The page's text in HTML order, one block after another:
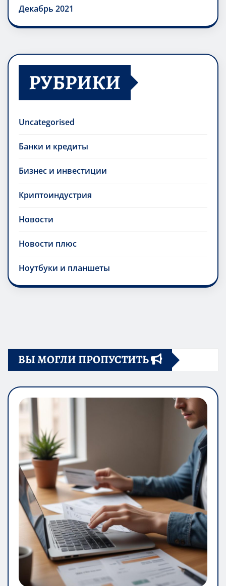
Декабрь 2021
РУБРИКИ
Uncategorised
Банки и кредиты
Бизнес и инвестиции
Криптоиндустрия
Новости
Новости плюс
Ноутбуки и планшеты
ВЫ МОГЛИ ПРОПУСТИТЬ